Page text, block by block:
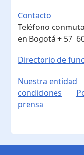
Contacto
Teléfono
en Bogotá ​+ 57
Directorio de
Nuestra entidad
condiciones
prensa